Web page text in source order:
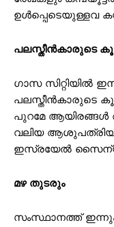
ഉൾപ്പെടെയുള്ളവ
പലസ്തീൻകാരുടെ
ഗാസ സിറ്റിയിൽ
പലസ്തീൻകാരുടെ
പുറമേ ആയിരങ്ങൾ
വലിയ
ഇസ്രയേൽ
മഴ തുടരും
സംസ്ഥാനത്ത് ഇന്നും